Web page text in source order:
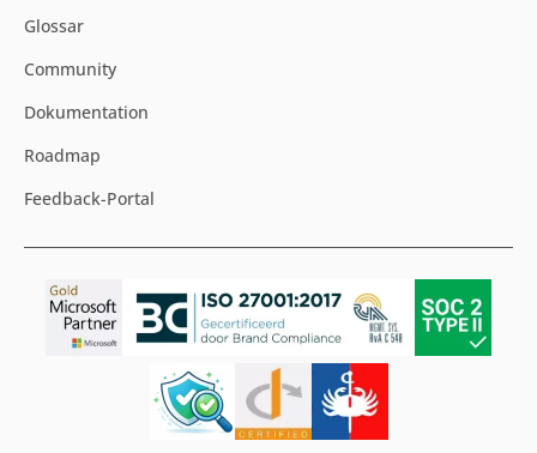
Glossar
Community
Dokumentation
Roadmap
Feedback-Portal